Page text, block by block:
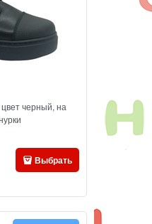
черный, на
Выбрать